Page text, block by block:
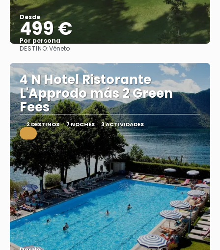
Desde
499 €
Por persona
DESTINO:Véneto
4 N Hotel Ristorante
L'Approdo más 2 Green
Fees
2 DESTINOS 7 NOCHES 3 ACTIVIDADES
.